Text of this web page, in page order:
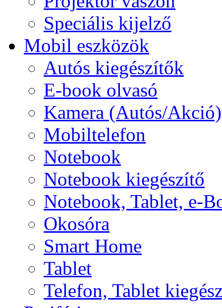
Speciális kijelző
Mobil eszközök
Autós kiegészítők
E-book olvasó
Kamera (Autós/Akció)
Mobiltelefon
Notebook
Notebook kiegészítő
Notebook, Tablet, e-
Okosóra
Smart Home
Tablet
Telefon, Tablet